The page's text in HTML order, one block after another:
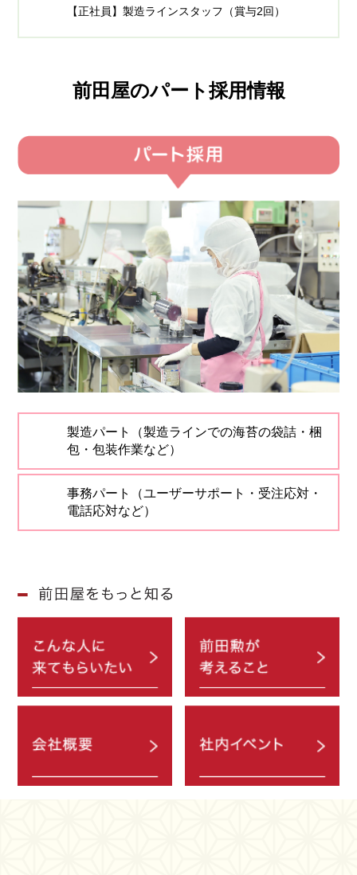
【正社員】製造ラインスタッフ（賞与2回）
前田屋のパート採用情報
製造パート（製造ラインでの海苔の袋詰・梱
包・包装作業など）
事務パート（ユーザーサポート・受注応対・
電話応対など）